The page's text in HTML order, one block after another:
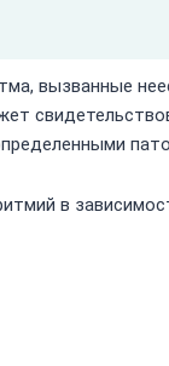
вызванные
в